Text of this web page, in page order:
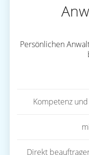
Persönlichen
Kompetenz
Direkt